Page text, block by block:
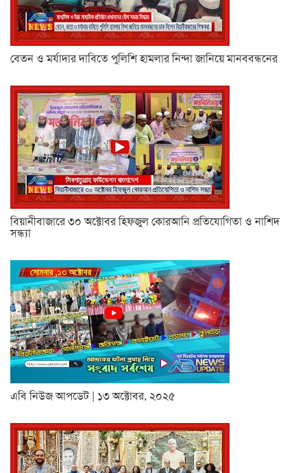
বেতন ও মর্যাদার দাবিতে পুলিশি হামলার নিন্দা জানিয়ে মানববন্ধনের
বিয়ানীবাজারে ৩০ অক্টোবর হিফজুল কোরআনি প্রতিযোগিতা ও নাশিদ
সন্ধ্যা
এবি নিউজ আপডেট | ১৩ অক্টোবর, ২০২৫